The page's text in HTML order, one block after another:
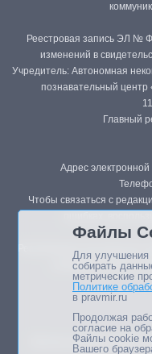
Реестровая запись ЭЛ №
изменений в
Учредитель: Автономная
познавательный
Главный
Адрес
Чтобы связаться с
Републикация материалов
возможна только с
Мнение авторов статей
Файлы
Для улучшения
собирать
метрические
Политике
в pravmir.ru
Продолжая
согласие на
Файлы cookie
Вашего